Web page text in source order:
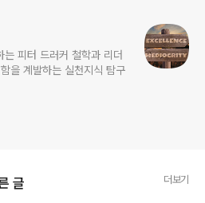
피터 드러커 철학과 리더
을 계발하는 실천지식 탐구
글 더보기